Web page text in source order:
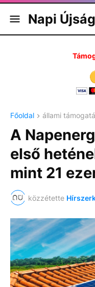
Napi Újság
Főoldal állami
A
első
mint 21
közzétette